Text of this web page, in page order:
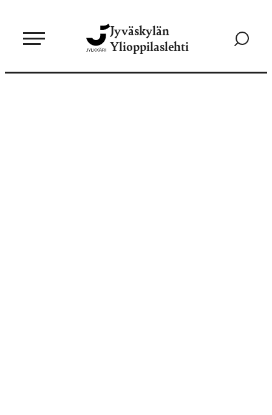
sisältöön
Jyväskylän
Ylioppilaslehti
Siirry